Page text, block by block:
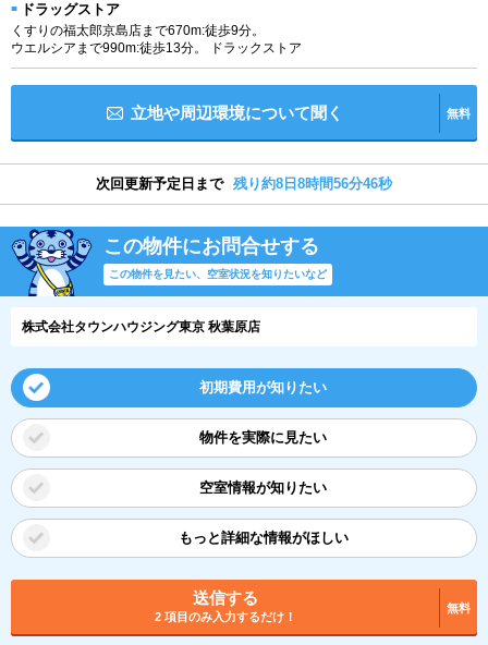
ドラッグストア
くすりの福太郎京島店まで670m:徒歩9分。
ウエルシアまで990m:徒歩13分。 ドラックストア
立地や周辺環境について聞く 無料
次回更新予定日まで 残り約8日8時間56分45秒
この物件にお問合せする
この物件を見たい、空室状況を知りたいなど
株式会社タウンハウジング東京 秋葉原店
初期費用が知りたい
物件を実際に見たい
空室情報が知りたい
もっと詳細な情報がほしい
送信する
2 項目のみ入力するだけ！
無料